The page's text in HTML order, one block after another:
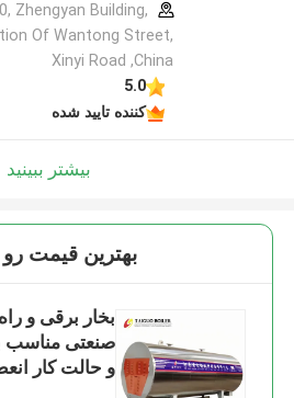
Zhengyan Building,
Of Wantong Street,
Xinyi Road ,China
5.0
کننده تایید شده
بیشتر ببینید
بهترين قيمت رو
بخار برقی و
صنعتی مناسب
و حالت کار